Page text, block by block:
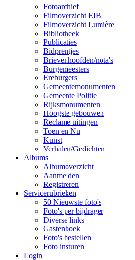
Fotoarchief
Filmoverzicht EIB
Filmoverzicht Lumière
Bibliotheek
Publicaties
Bidprentjes
Brievenhoofden/nota's
Burgemeesters
Ereburgers
Gemeentemonumenten
Gemeente Politie
Rijksmonumenten
Hoogste gebouwen
Reclame uitingen
Toen en Nu
Kunst
Verhalen/Gedichten
Albums
Albumoverzicht
Aanmelden
Registreren
Servicerubrieken
50 Nieuwste foto's
Foto's per bijdrager
Diverse links
Gastenboek
Foto's bestellen
Foto insturen
Login